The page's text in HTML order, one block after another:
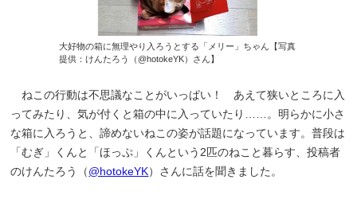
大好物の箱に無理やり入ろうとする「メリー」ちゃん【写真
提供：けんたろう（@hotokeYK）さん】
ねこの行動は不思議なことがいっぱい！ あえて狭いところに入
ってみたり、気が付くと箱の中に入っていたり……。明らかに小さ
な箱に入ろうと、諦めないねこの姿が話題になっています。普段は
「むぎ」くんと「ほっぷ」くんという2匹のねこと暮らす、投稿者
のけんたろう（@hotokeYK）さんに話を聞きました。